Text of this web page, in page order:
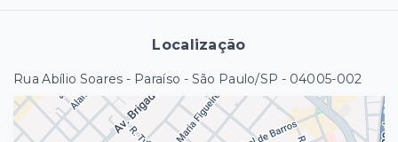
Localização
Rua Abílio Soares - Paraíso - São Paulo/SP - 04005-002